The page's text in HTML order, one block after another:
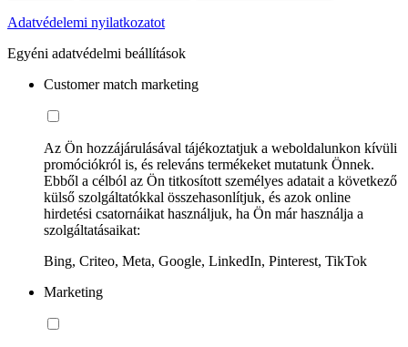
Adatvédelemi nyilatkozatot
Egyéni adatvédelmi beállítások
Customer match marketing
Az Ön hozzájárulásával tájékoztatjuk a weboldalunkon kívüli
promóciókról is, és releváns termékeket mutatunk Önnek.
Ebből a célból az Ön titkosított személyes adatait a következő
külső szolgáltatókkal összehasonlítjuk, és azok online
hirdetési csatornáikat használjuk, ha Ön már használja a
szolgáltatásaikat:
Bing, Criteo, Meta, Google, LinkedIn, Pinterest, TikTok
Marketing